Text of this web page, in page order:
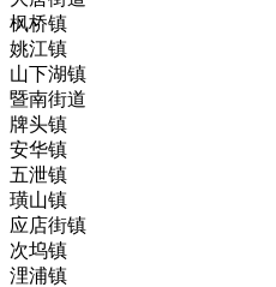
枫桥镇
姚江镇
山下湖镇
暨南街道
牌头镇
安华镇
五泄镇
璜山镇
应店街镇
次坞镇
浬浦镇